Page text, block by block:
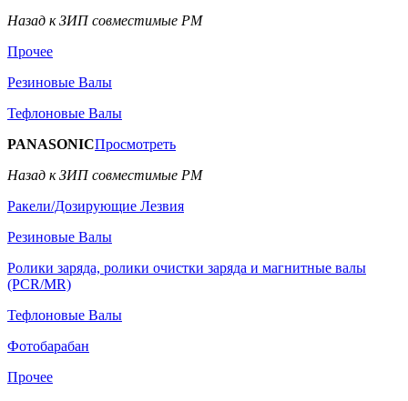
Назад к ЗИП совместимые РМ
Прочее
Резиновые Валы
Тефлоновые Валы
PANASONICПросмотреть
Назад к ЗИП совместимые РМ
Ракели/Дозирующие Лезвия
Резиновые Валы
Ролики заряда, ролики очистки заряда и магнитные валы
(PCR/MR)
Тефлоновые Валы
Фотобарабан
Прочее